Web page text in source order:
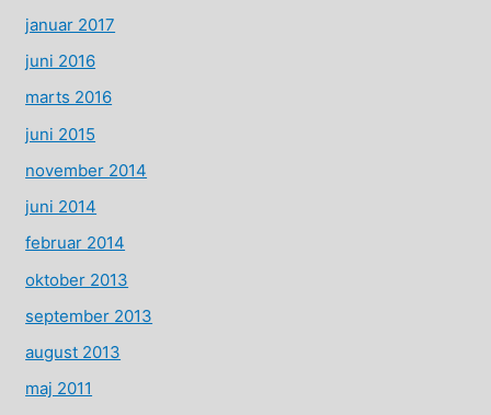
januar 2017
juni 2016
marts 2016
juni 2015
november 2014
juni 2014
februar 2014
oktober 2013
september 2013
august 2013
maj 2011